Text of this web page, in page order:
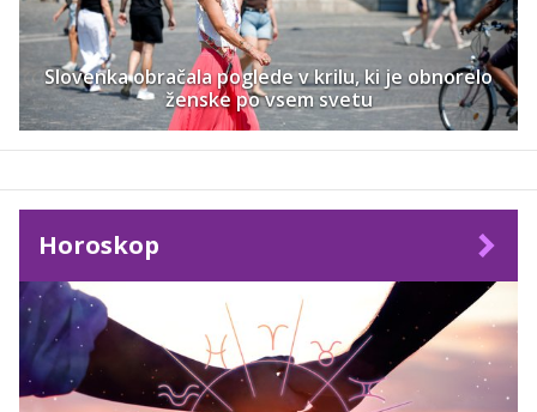
Slovenka obračala poglede v krilu, ki je obnorelo
ženske po vsem svetu
Horoskop